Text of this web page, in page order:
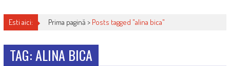
Esti aici: Prima pagină > Posts tagged "alina bica"
TAG: ALINA BICA